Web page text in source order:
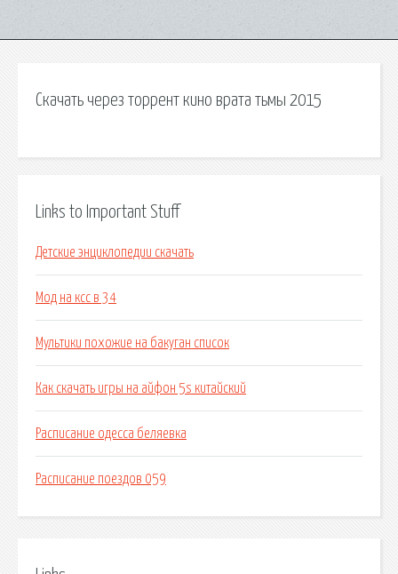
Скачать через торрент кино врата тьмы 2015
Links to Important Stuff
Детские энциклопедии скачать
Мод на ксс в 34
Мультики похожие на бакуган список
Как скачать игры на айфон 5s китайский
Расписание одесса беляевка
Расписание поездов 059